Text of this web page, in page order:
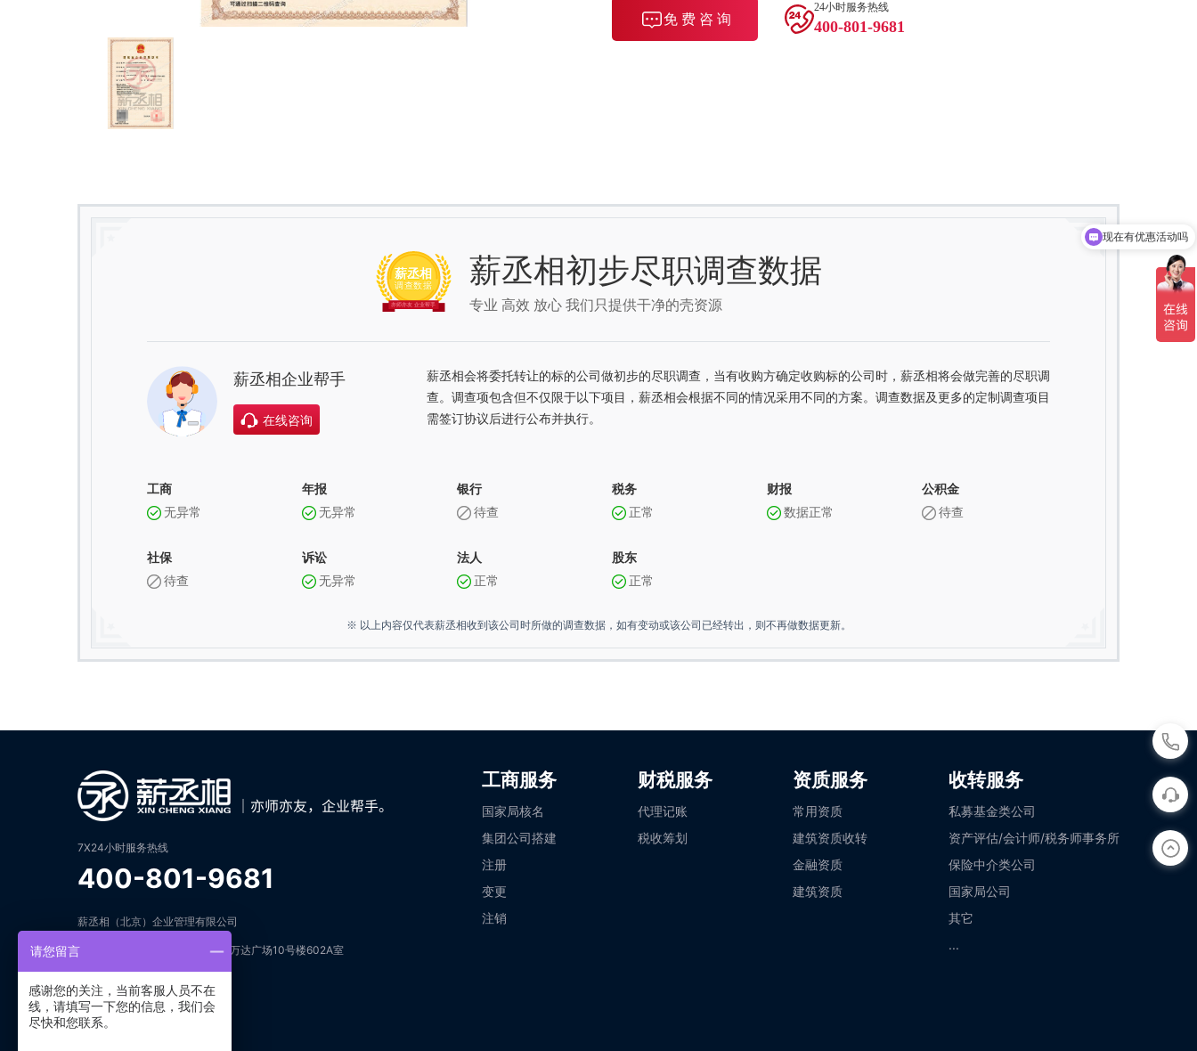
免 费 咨 询
24小时服务热线
400-801-9681
薪丞相初步尽职调查数据
专业 高效 放心 我们只提供干净的壳资源
薪丞相企业帮手
在线咨询
薪丞相会将委托转让的标的公司做初步的尽职调查，当有收购方确定收购标的公司时，薪丞相将会做完善的尽职调
查。调查项包含但不仅限于以下项目，薪丞相会根据不同的情况采用不同的方案。调查数据及更多的定制调查项目
需签订协议后进行公布并执行。
工商
无异常
年报
无异常
银行
待查
税务
正常
财报
数据正常
公积金
待查
社保
待查
诉讼
无异常
法人
正常
股东
正常
※ 以上内容仅代表薪丞相收到该公司时所做的调查数据，如有变动或该公司已经转出，则不再做数据更新。
7X24小时服务热线
400-801-9681
薪丞相（北京）企业管理有限公司
地址：北京市朝阳区建国路93号万达广场10号楼602A室
工商服务
国家局核名
集团公司搭建
注册
变更
注销
财税服务
代理记账
税收筹划
资质服务
常用资质
建筑资质收转
金融资质
建筑资质
收转服务
私募基金类公司
资产评估/会计师/税务师事务所
保险中介类公司
国家局公司
其它
...
现在有优惠活动吗
请您留言
感谢您的关注，当前客服人员不在
线，请填写一下您的信息，我们会
尽快和您联系。